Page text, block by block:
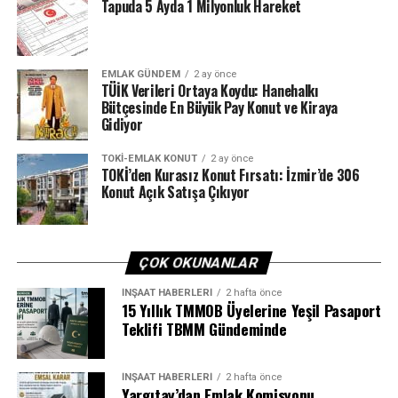
kullanıldı.
ETIKETLER HASTANELER SAĞLIK
SONRAKI
Emlak Katılım’dan 52 milyar TL’nin üzerinde sukuk ihracı
ÖNCEKI
Türkiye’de ev satışları bir yılda yüzde 9,5 düştü
Tapuda 5 Ayda 1 Milyonluk Hareket
EMLAK GÜNDEM 2 ay önce
TÜİK Verileri Ortaya Koydu: Hanehalkı
Bütçesinde En Büyük Pay Konut ve Kiraya
Gidiyor
TOKI-EMLAK KONUT 2 ay önce
TOKİ’den Kurasız Konut Fırsatı: İzmir’de 306
Konut Açık Satışa Çıkıyor
ÇOK OKUNANLAR
İNŞAAT HABERLERI 2 hafta önce
15 Yıllık TMMOB Üyelerine Yeşil Pasaport
Teklifi TBMM Gündeminde
İNŞAAT HABERLERI 2 hafta önce